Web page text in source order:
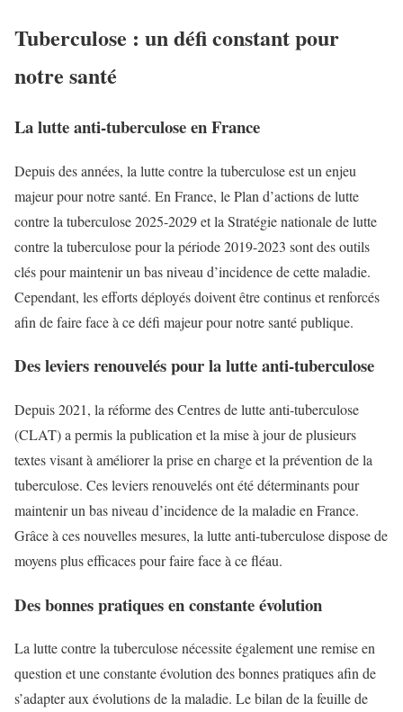
Tuberculose : un défi constant pour
notre santé
La lutte anti-tuberculose en France
Depuis des années, la lutte contre la tuberculose est un enjeu
majeur pour notre santé. En France, le Plan d’actions de lutte
contre la tuberculose 2025-2029 et la Stratégie nationale de lutte
contre la tuberculose pour la période 2019-2023 sont des outils
clés pour maintenir un bas niveau d’incidence de cette maladie.
Cependant, les efforts déployés doivent être continus et renforcés
afin de faire face à ce défi majeur pour notre santé publique.
Des leviers renouvelés pour la lutte anti-tuberculose
Depuis 2021, la réforme des Centres de lutte anti-tuberculose
(CLAT) a permis la publication et la mise à jour de plusieurs
textes visant à améliorer la prise en charge et la prévention de la
tuberculose. Ces leviers renouvelés ont été déterminants pour
maintenir un bas niveau d’incidence de la maladie en France.
Grâce à ces nouvelles mesures, la lutte anti-tuberculose dispose de
moyens plus efficaces pour faire face à ce fléau.
Des bonnes pratiques en constante évolution
La lutte contre la tuberculose nécessite également une remise en
question et une constante évolution des bonnes pratiques afin de
s’adapter aux évolutions de la maladie. Le bilan de la feuille de